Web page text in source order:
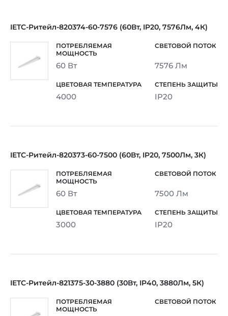
IETC-Ритейл-820374-60-7576 (60Вт, IP20, 7576Лм, 4К)
60 Вт 7576 Лм
4000 IP20
IETC-Ритейл-820373-60-7500 (60Вт, IP20, 7500Лм, 3К)
60 Вт 7500 Лм
3000 IP20
IETC-Ритейл-821375-30-3880 (30Вт, IP40, 3880Лм, 5К)